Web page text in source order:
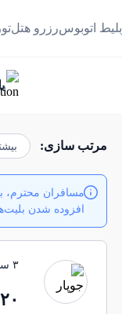
بلیط اتوبوسرزرو هتل
مرتب سازی:
مسافران محترم،
افزوده شدن بلیت‌ها به فهرست
۳ ستاره ۶ تخته کویر